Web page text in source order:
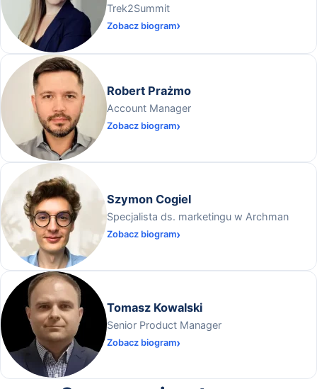
Trek2Summit
Zobacz biogram
Robert Prażmo
Account Manager
Zobacz biogram
Szymon Cogiel
Specjalista ds. marketingu w Archman
Zobacz biogram
Tomasz Kowalski
Senior Product Manager
Zobacz biogram